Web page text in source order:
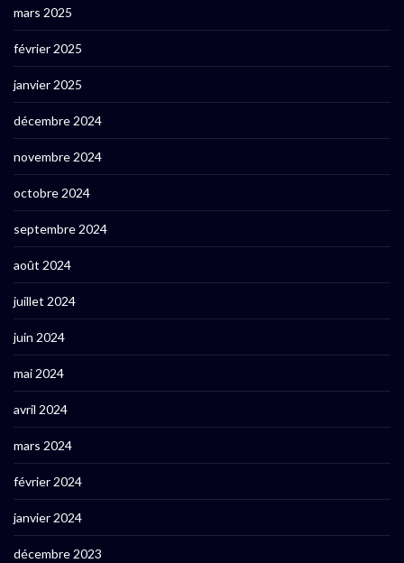
mars 2025
février 2025
janvier 2025
décembre 2024
novembre 2024
octobre 2024
septembre 2024
août 2024
juillet 2024
juin 2024
mai 2024
avril 2024
mars 2024
février 2024
janvier 2024
décembre 2023